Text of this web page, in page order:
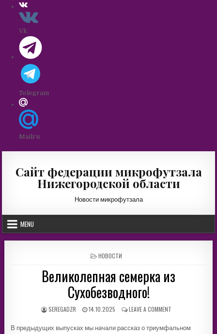
Vk
Telegram
Mailru
contentСайт федерации микрофутзала
Нижегородской области
Новости микрофутзала
MENU
POSTED
IN
НОВОСТИ
Великолепная семерка из
Сухобезводного!
AUTHOR:
SEREGADZR
PUBLISHED
14.10.2025 LEAVE A COMMENTON
СЕМЕРКА
В предыдущих выпусках мы начали рассказ о триумфальном